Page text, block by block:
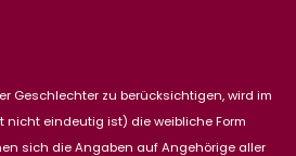
Geschlechter zu berücksichtigen, wird im
nicht eindeutig ist) die weibliche Form
sich die Angaben auf Angehörige aller